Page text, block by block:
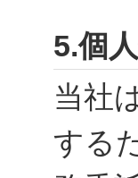
5.個
当社
する